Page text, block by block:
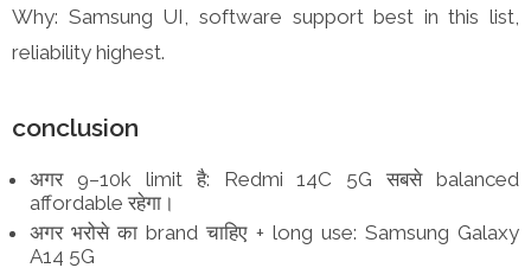
Why: Samsung UI, software support best in this list,
reliability highest.
conclusion
अगर 9–10k limit है: Redmi 14C 5G सबसे balanced
affordable रहेगा।
अगर भरोसे का brand चाहिए + long use: Samsung Galaxy
A14 5G